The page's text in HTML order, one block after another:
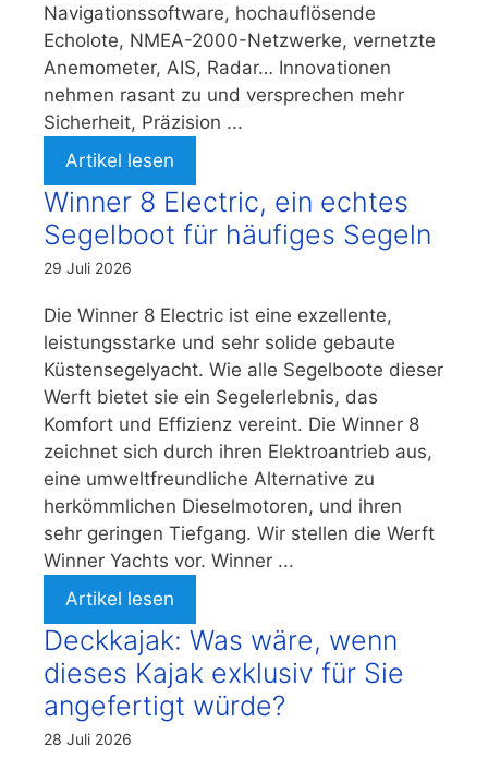
Navigationssoftware, hochauflösende
Echolote, NMEA-2000-Netzwerke, vernetzte
Anemometer, AIS, Radar… Innovationen
nehmen rasant zu und versprechen mehr
Sicherheit, Präzision ...
Artikel lesen
Winner 8 Electric, ein echtes
Segelboot für häufiges Segeln
29 Juli 2026
Die Winner 8 Electric ist eine exzellente,
leistungsstarke und sehr solide gebaute
Küstensegelyacht. Wie alle Segelboote dieser
Werft bietet sie ein Segelerlebnis, das
Komfort und Effizienz vereint. Die Winner 8
zeichnet sich durch ihren Elektroantrieb aus,
eine umweltfreundliche Alternative zu
herkömmlichen Dieselmotoren, und ihren
sehr geringen Tiefgang. Wir stellen die Werft
Winner Yachts vor. Winner ...
Artikel lesen
Deckkajak: Was wäre, wenn
dieses Kajak exklusiv für Sie
angefertigt würde?
28 Juli 2026